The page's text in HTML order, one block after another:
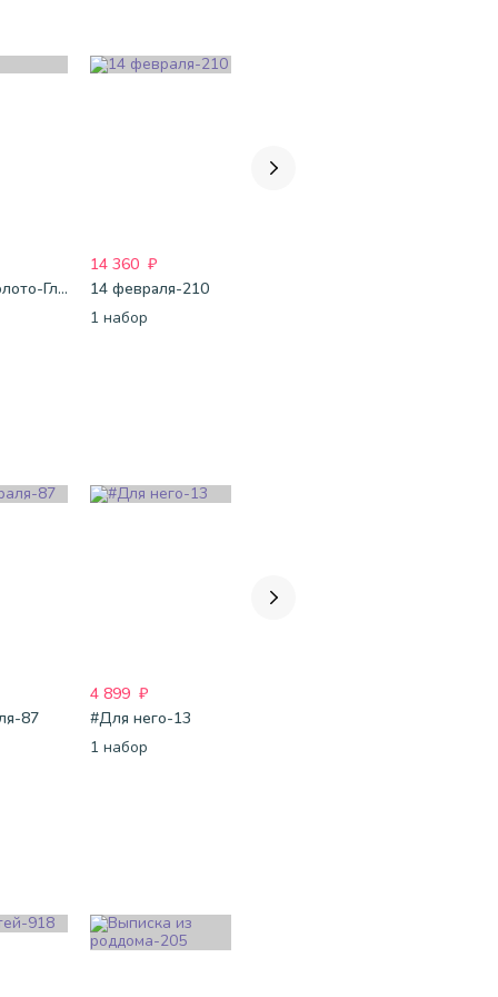
Набор "Золото-Гламур"
14 360 ₽
14 февраля-210
1 набор
87
4 899 ₽
#Для него-13
1 набор